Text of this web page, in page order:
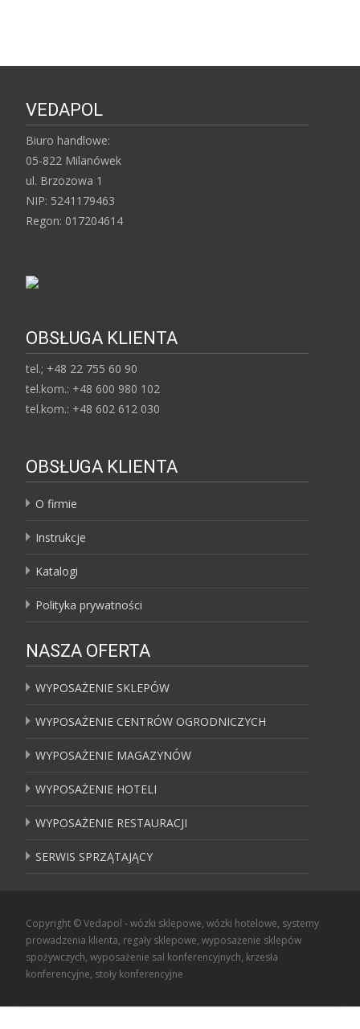
VEDAPOL
Biuro handlowe:
05-822 Milanówek
ul. Brzozowa 1
NIP: 5241179463
Regon: 017204614
OBSŁUGA KLIENTA
tel.; +48 22 755 60 90
tel.kom.: +48 600 980 102
tel.kom.: +48 602 612 030
OBSŁUGA KLIENTA
O firmie
Instrukcje
Katalogi
Polityka prywatności
NASZA OFERTA
WYPOSAŻENIE SKLEPÓW
WYPOSAŻENIE CENTRÓW OGRODNICZYCH
WYPOSAŻENIE MAGAZYNÓW
WYPOSAŻENIE HOTELI
WYPOSAŻENIE RESTAURACJI
SERWIS SPRZĄTAJĄCY
Copyright © Vedapol - wózki sklepowe, wózki hotelowe, systemy
prowadzenia klienta, regały sklepowe, wyposażenie sklepów
spożywczych, wyposażenie sal konferencyjnych, krzesła
konferencyjne, stoły konferencyjne